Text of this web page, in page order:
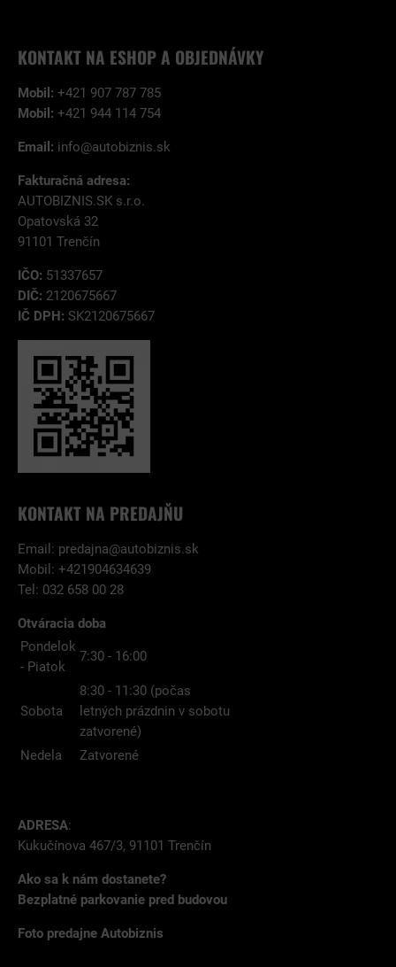
KONTAKT NA ESHOP A OBJEDNÁVKY
Mobil: +421 907 787 785
Mobil: +421 944 114 754
Email: info@autobiznis.sk
Fakturačná adresa:
AUTOBIZNIS.SK s.r.o.
Opatovská 32
91101 Trenčín
IČO: 51337657
DIČ: 2120675667
IČ DPH: SK2120675667
KONTAKT NA PREDAJŇU
Email: predajna@autobiznis.sk
Mobil: +421904634639
Tel: 032 658 00 28
Otváracia doba
Pondelok
- Piatok
7:30 - 16:00
Sobota
8:30 - 11:30 (počas
letných prázdnin v sobotu
zatvorené)
Nedela
Zatvorené
ADRESA:
Kukučínova 467/3, 91101 Trenčín
Ako sa k nám dostanete?
Bezplatné parkovanie pred budovou
Foto predajne Autobiznis